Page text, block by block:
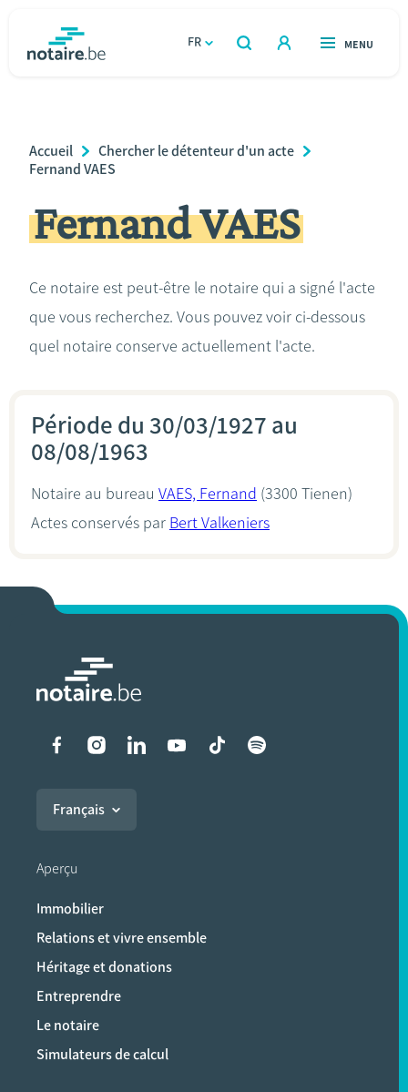
FR
OUVERT
RECHERCHER
OUVERT
MENU
Relations et vivre ensemble
Héritage et donations
Le notaire
Breadcrumb
Accueil
Chercher le détenteur d'un acte
Fernand VAES
Fernand VAES
Ce notaire est peut-être le notaire qui a signé l'acte
que vous recherchez. Vous pouvez voir ci-dessous
quel notaire conserve actuellement l'acte.
Période du 30/03/1927 au
08/08/1963
Notaire au bureau VAES, Fernand (3300 Tienen)
Actes conservés par Bert Valkeniers
Liens vers les réseaux
Français
Aperçu
Immobilier
Relations et vivre ensemble
Héritage et donations
Entreprendre
Le notaire
Simulateurs de calcul